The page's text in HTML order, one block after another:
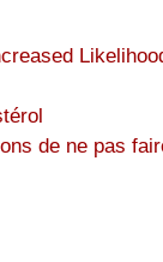
de ne pas